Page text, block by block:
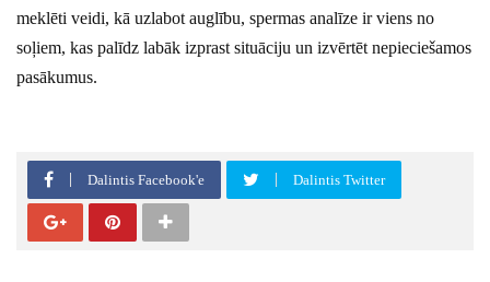
meklēti veidi, kā uzlabot auglību, spermas analīze ir viens no
soļiem, kas palīdz labāk izprast situāciju un izvērtēt nepieciešamos
pasākumus.
Dalintis Facebook'e Dalintis Twitter